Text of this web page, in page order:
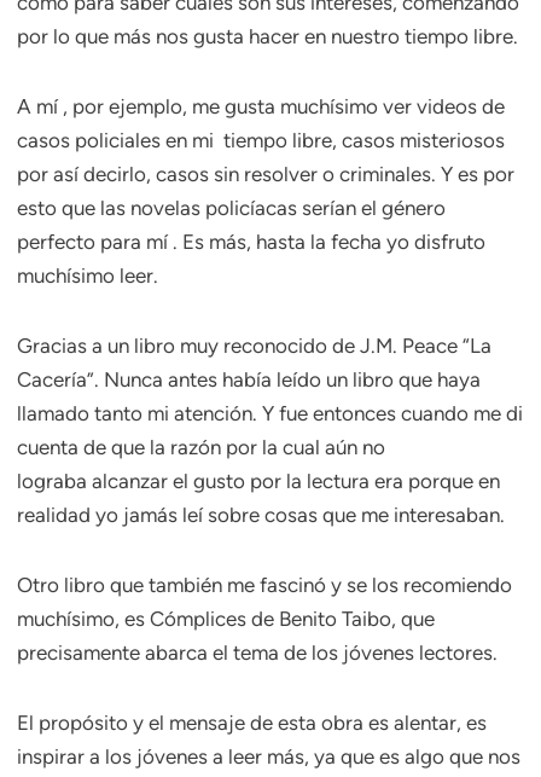
por lo que más nos gusta hacer en nuestro tiempo libre.
A mí , por ejemplo, me gusta muchísimo ver videos de
casos policiales en mi tiempo libre, casos misteriosos
por así decirlo, casos sin resolver o criminales. Y es por
esto que las novelas policíacas serían el género
perfecto para mí . Es más, hasta la fecha yo disfruto
muchísimo leer.
Gracias a un libro muy reconocido de J.M. Peace “La
Cacería”. Nunca antes había leído un libro que haya
llamado tanto mi atención. Y fue entonces cuando me di
cuenta de que la razón por la cual aún no
lograba alcanzar el gusto por la lectura era porque en
realidad yo jamás leí sobre cosas que me interesaban.
Otro libro que también me fascinó y se los recomiendo
muchísimo, es Cómplices de Benito Taibo, que
precisamente abarca el tema de los jóvenes lectores.
El propósito y el mensaje de esta obra es alentar, es
inspirar a los jóvenes a leer más, ya que es algo que nos